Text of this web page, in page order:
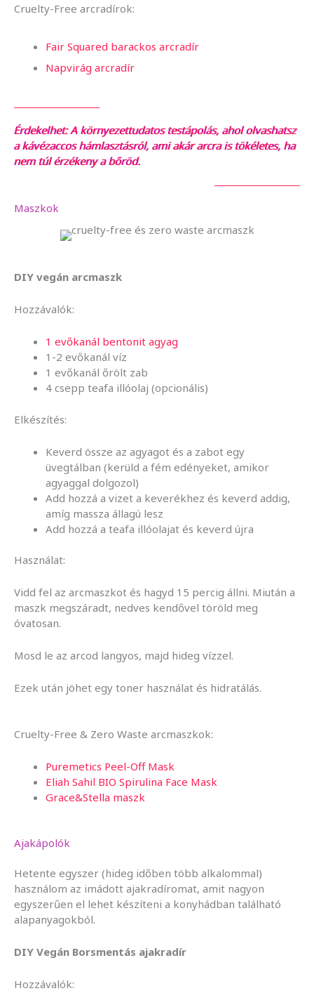
Cruelty-Free arcradírok:
Fair Squared barackos arcradír
Napvirág arcradír
Érdekelhet: A környezettudatos testápolás, ahol olvashatsz
a kávézaccos hámlasztásról, ami akár arcra is tökéletes, ha
nem túl érzékeny a bőröd.
Maszkok
DIY vegán arcmaszk
Hozzávalók:
1 evőkanál bentonit agyag
1-2 evőkanál víz
1 evőkanál őrölt zab
4 csepp teafa illóolaj (opcionális)
Elkészítés:
Keverd össze az agyagot és a zabot egy
üvegtálban (kerüld a fém edényeket, amikor
agyaggal dolgozol)
Add hozzá a vizet a keverékhez és keverd addig,
amíg massza állagú lesz
Add hozzá a teafa illóolajat és keverd újra
Használat:
Vidd fel az arcmaszkot és hagyd 15 percig állni. Miután a
maszk megszáradt, nedves kendővel töröld meg
óvatosan.
Mosd le az arcod langyos, majd hideg vízzel.
Ezek után jöhet egy toner használat és hidratálás.
Cruelty-Free & Zero Waste arcmaszkok:
Puremetics Peel-Off Mask
Eliah Sahil BIO Spirulina Face Mask
Grace&Stella maszk
Ajakápolók
Hetente egyszer (hideg időben több alkalommal)
használom az imádott ajakradíromat, amit nagyon
egyszerűen el lehet készíteni a konyhádban található
alapanyagokból.
DIY Vegán Borsmentás ajakradír
Hozzávalók: